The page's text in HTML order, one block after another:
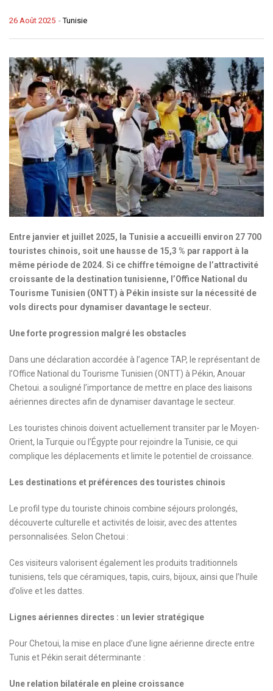
-Tunisie
26 Août 2025
Entre janvier et juillet 2025, la Tunisie a accueilli environ 27 700
touristes chinois, soit une hausse de 15,3 % par rapport à la
même période de 2024. Si ce chiffre témoigne de l’attractivité
croissante de la destination tunisienne, l’Office National du
Tourisme Tunisien (ONTT) à Pékin insiste sur la nécessité de
vols directs pour dynamiser davantage le secteur.
Une forte progression malgré les obstacles
Dans une déclaration accordée à l’agence TAP, le représentant de
l’Office National du Tourisme Tunisien (ONTT) à Pékin, Anouar
Chetoui. a souligné l’importance de mettre en place des liaisons
aériennes directes afin de dynamiser davantage le secteur.
Les touristes chinois doivent actuellement transiter par le Moyen-
Orient, la Turquie ou l’Égypte pour rejoindre la Tunisie, ce qui
complique les déplacements et limite le potentiel de croissance.
Les destinations et préférences des touristes chinois
Le profil type du touriste chinois combine séjours prolongés,
découverte culturelle et activités de loisir, avec des attentes
personnalisées. Selon Chetoui :
Ces visiteurs valorisent également les produits traditionnels
tunisiens, tels que céramiques, tapis, cuirs, bijoux, ainsi que l’huile
d’olive et les dattes.
Lignes aériennes directes : un levier stratégique
Pour Chetoui, la mise en place d’une ligne aérienne directe entre
Tunis et Pékin serait déterminante :
Une relation bilatérale en pleine croissance